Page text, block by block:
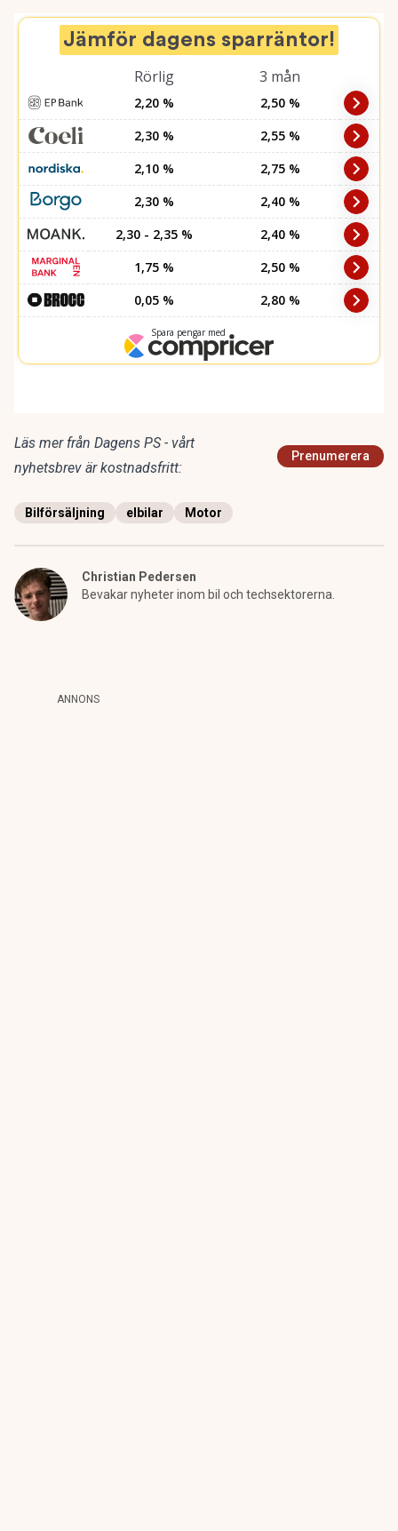
Läs mer från Dagens PS - vårt
nyhetsbrev är kostnadsfritt:
Prenumerera
Bilförsäljning elbilar Motor
Christian Pedersen
Bevakar nyheter inom bil och techsektorerna.
ANNONS